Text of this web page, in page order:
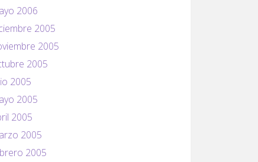
2006
2005
2005
2005
2005
2005
2005
2005
2005